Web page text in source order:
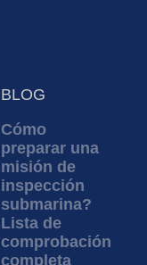
BLOG
Cómo
preparar una
misión de
inspección
submarina?
Lista de
comprobación
completa